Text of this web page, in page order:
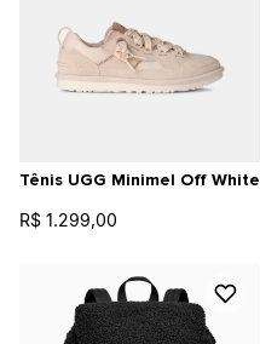
Tênis UGG Minimel Off White
R$ 1.299,00